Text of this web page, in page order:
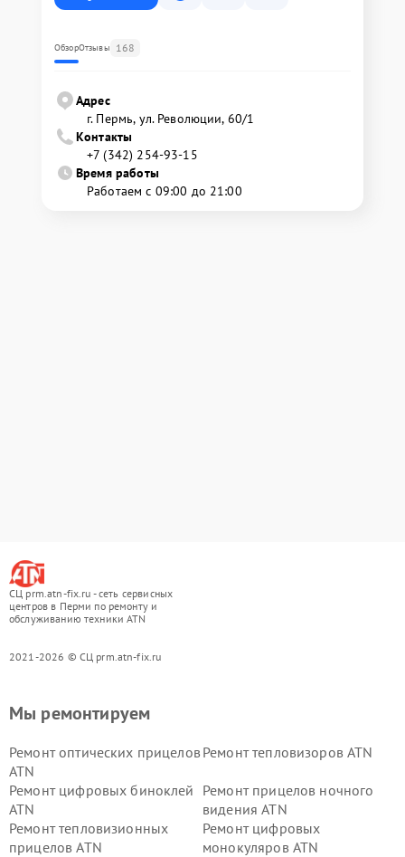
ОбзорОтзывы 168
Адрес
г. Пермь, ул. ​Революции, 60/1
Контакты
+7 (342) 254-93-15
Время работы
Работаем с 09:00 до 21:00
СЦ prm.atn-fix.ru - сеть сервисных
центров в Перми по ремонту и
обслуживанию техники ATN
2021-2026 © СЦ prm.atn-fix.ru
Мы ремонтируем
Ремонт оптических прицелов
ATN
Ремонт тепловизоров ATN
Ремонт цифровых биноклей
ATN
Ремонт прицелов ночного
видения ATN
Ремонт тепловизионных
прицелов ATN
Ремонт цифровых
монокуляров ATN